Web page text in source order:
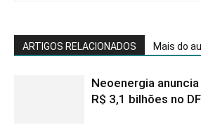
ARTIGOS RELACIONADOS Mais do
Neoenergia
R$ 3,1 bilhões no